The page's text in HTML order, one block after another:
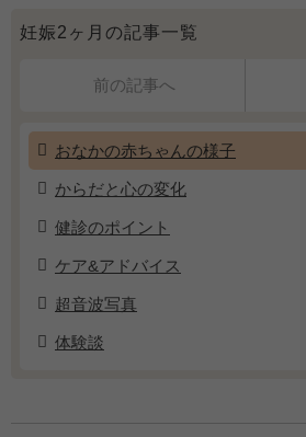
妊娠2ヶ月の記事一覧
前の記事へ
おなかの赤ちゃんの様子
からだと心の変化
健診のポイント
ケア&アドバイス
超音波写真
体験談